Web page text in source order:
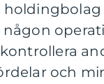
och